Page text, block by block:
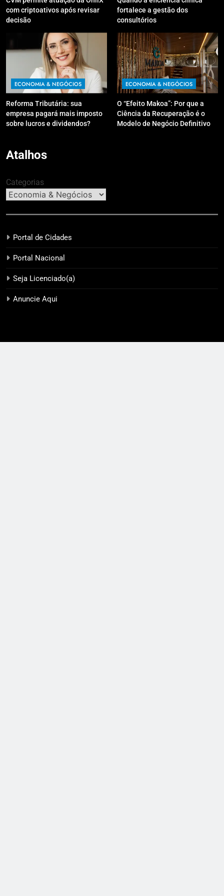
com criptoativos após revisar
decisão
fortalece a gestão dos
consultórios
ECONOMIA & NEGÓCIOS
Reforma Tributária: sua
empresa pagará mais imposto
sobre lucros e dividendos?
ECONOMIA & NEGÓCIOS
O “Efeito Makoa”: Por que a
Ciência da Recuperação é o
Modelo de Negócio Definitivo
Atalhos
Categorias
Portal de Cidades
Portal Nacional
Seja Licenciado(a)
Anuncie Aqui